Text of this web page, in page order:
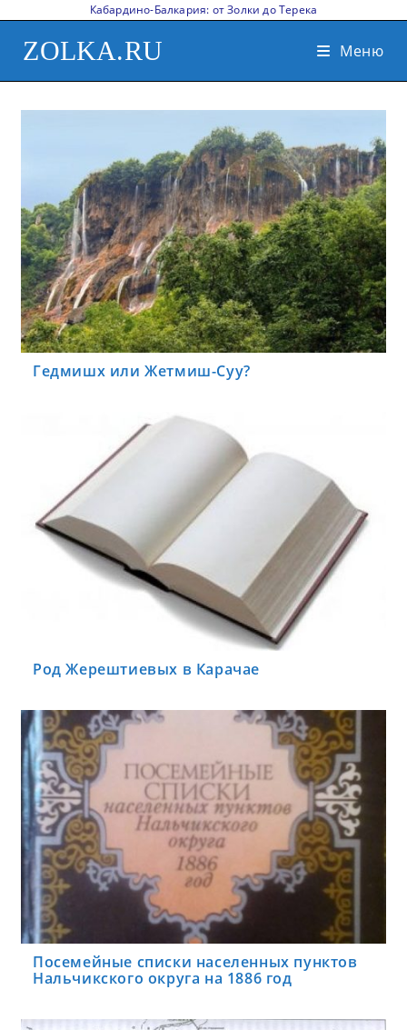
Кабардино-Балкария: от Золки до Терека
ZOLKA.RU Меню
Гедмишх или Жетмиш-Суу?
Род Жерештиевых в Карачае
Посемейные списки населенных пунктов
Нальчикского округа на 1886 год